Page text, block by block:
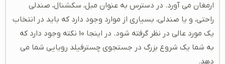
ارمغان می آورد. در دسترس به عنوان مبل، سکشنال، صندلی
راحتی، و یا صندلی، بسیاری از موارد وجود دارد که باید در انتخاب
یک مورد عالی در نظر گرفته شود. در اینجا 10 نکته وجود دارد که
به شما یک شروع بزرگ در جستجوی چسترفیلد رویایی شما می
دهد.